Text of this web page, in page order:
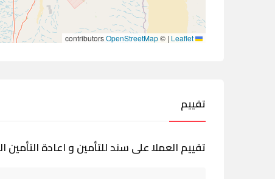
|
©
OpenStreetMap
تقييم
تقييم العملا على سند للتأمين و اعادة